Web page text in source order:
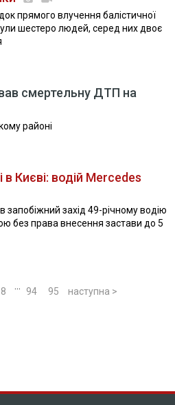
прямого влучення балістичної
шестеро людей, серед них двоє
смертельну ДТП на
районі
Києві: водій Mercedes
захід 49-річному водію
без права внесення застави до 5
8 94 95 наступна >